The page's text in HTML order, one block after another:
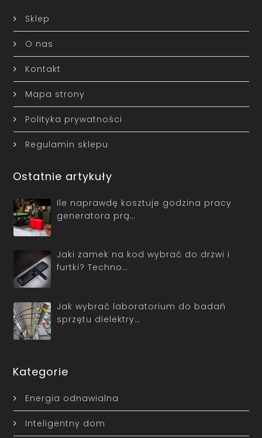
Sklep
O nas
Kontakt
Mapa strony
Polityka prywatności
Regulamin sklepu
Ostatnie artykuły
Ile naprawdę kosztuje godzina pracy
generatora prą…
Jaki zamek na kod wybrać do drzwi i
furtki? Techno…
Jak wybrać laboratorium do badań
sprzętu dielektry…
Kategorie
Energia odnawialna
Inteligentny dom